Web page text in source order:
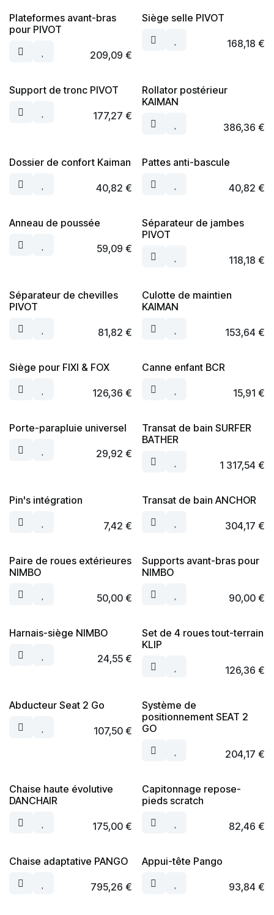
Plateformes avant-bras
pour PIVOT
209,09 €
Siège selle PIVOT
168,18 €
Support de tronc PIVOT
177,27 €
Rollator postérieur
KAIMAN
386,36 €
Dossier de confort Kaiman
40,82 €
Pattes anti-bascule
40,82 €
Anneau de poussée
59,09 €
Séparateur de jambes
PIVOT
118,18 €
Séparateur de chevilles
PIVOT
81,82 €
Culotte de maintien
KAIMAN
153,64 €
Siège pour FIXI & FOX
126,36 €
Canne enfant BCR
15,91 €
Porte-parapluie universel
29,92 €
Transat de bain SURFER
BATHER
1 317,54 €
Pin's intégration
7,42 €
Transat de bain ANCHOR
304,17 €
Paire de roues extérieures
NIMBO
50,00€
Supports avant-bras pour
NIMBO
90,00€
Harnais-siège NIMBO
24,55€
Set de 4 roues tout-terrain
KLIP
126,36 €
Abducteur Seat 2 Go
107,50€
Système de
positionnement SEAT 2
GO
204,17 €
Chaise haute évolutive
DANCHAIR
175,00€
Capitonnage repose-
pieds scratch
82,46 €
Chaise adaptative PANGO
795,26 €
Appui-tête Pango
93,84 €